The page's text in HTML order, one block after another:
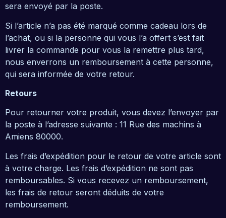
sera envoyé par la poste.
Si l’article n’a pas été marqué comme cadeau lors de
l’achat, ou si la personne qui vous l’a offert s’est fait
livrer la commande pour vous la remettre plus tard,
nous enverrons un remboursement à cette personne,
qui sera informée de votre retour.
Retours
Pour retourner votre produit, vous devez l’envoyer par
la poste à l’adresse suivante : 11 Rue des machins à
Amiens 80000.
Les frais d’expédition pour le retour de votre article sont
à votre charge. Les frais d’expédition ne sont pas
remboursables. Si vous recevez un remboursement,
les frais de retour seront déduits de votre
remboursement.